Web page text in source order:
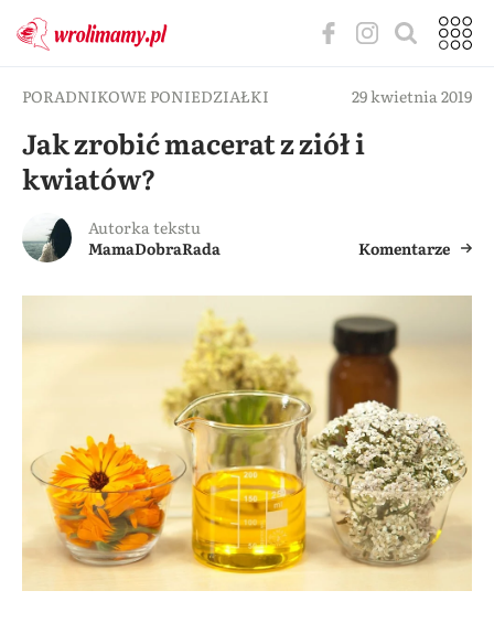
PORADNIKOWE PONIEDZIAŁKI 29 kwietnia 2019
Jak zrobić macerat z ziół i
kwiatów?
Autorka tekstu
MamaDobraRada
Komentarze